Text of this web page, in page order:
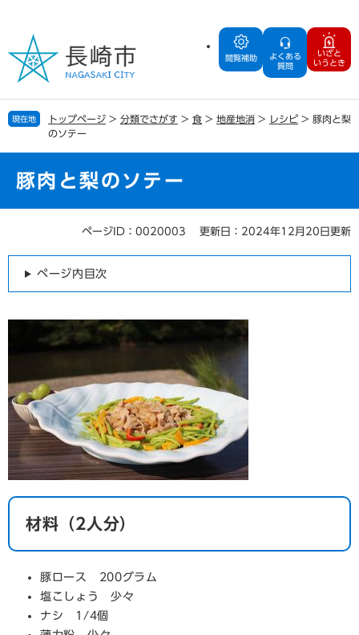
の
で
す
ー
ば
し
閲覧補助
よくある
質問
いざと
いうとき
現在地 トップページ > 分類でさがす > 食 > 地産地消 > レシピ > 豚肉と梨
のソテー
豚肉と梨のソテー
ページID：0020003 更新日：2024年12月20日更新
ページ内目次
材料（2人分）
豚ロース 200グラム
塩こしょう 少々
ナシ 1/4個